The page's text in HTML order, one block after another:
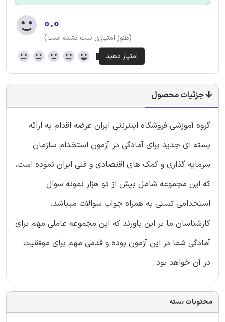
۰.۰
(هنوز امتیازی ثبت نشده است)
جزئیات محصول
گروه آموزشی فروشگاه اینترنتی ایران عرضه اقدام به ارائه
بسته ای جدید برای آمادگی در آزمون استخدام سازمان
سرمایه گذاری و کمک های اقتصادی و فنی ایران نموده است،
که این مجموعه شامل بیش از دو هزار نمونه سوال
استخدامی تستی به همراه جواب سوالات میباشد.
کارشناسان ما بر این باورند که این مجموعه عاملی مهم برای
آمادگی شما در این آزمون بوده و قدمی مهم برای موفقیت
در آن خواهد بود.
محتویات بسته